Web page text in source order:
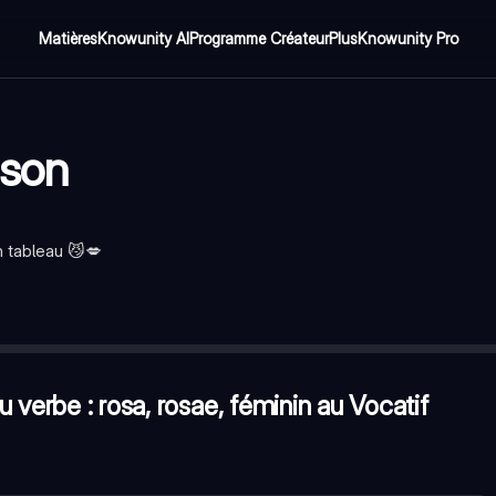
MatièresKnowunity AIProgramme CréateurPlusKnowunity Pro
tableau 😼💋
verbe : rosa, rosae, féminin au Vocatif